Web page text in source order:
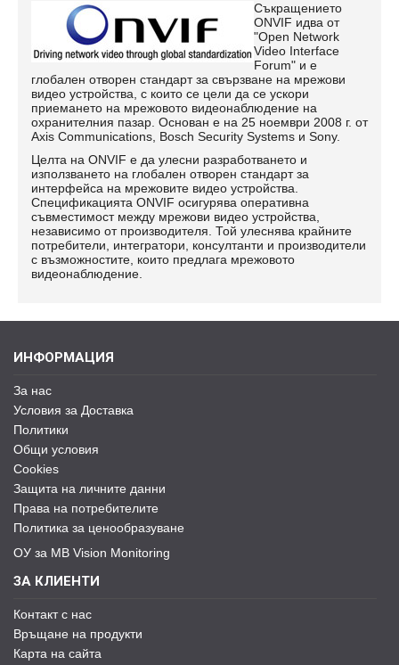
Съкращението
ONVIF идва от
"Open Network
Video Interface
Forum" и е
глобален отворен стандарт за свързване на мрежови
видео устройства, с които се цели да се ускори
приемането на мрежовото видеонаблюдение на
охранителния пазар. Основан е на 25 ноември 2008 г. от
Axis Communications, Bosch Security Systems и Sony.
Целта на ONVIF е да улесни разработването и
използването на глобален отворен стандарт за
интерфейса на мрежовите видео устройства.
Спецификацията ONVIF осигурява оперативна
съвместимост между мрежови видео устройства,
независимо от производителя. Той улеснява крайните
потребители, интегратори, консултанти и производители
с възможностите, които предлага мрежовото
видеонаблюдение.
ИНФОРМАЦИЯ
За нас
Условия за Доставка
Политики
Общи условия
Cookies
Защита на личните данни
Права на потребителите
Политика за ценообразуване
ОУ за MB Vision Monitoring
ЗА КЛИЕНТИ
Контакт с нас
Връщане на продукти
Карта на сайта